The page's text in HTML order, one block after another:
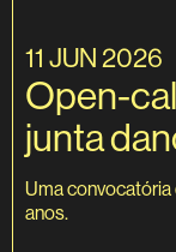
11 JUN 2026
Open-
junta
Uma convocatória
anos.